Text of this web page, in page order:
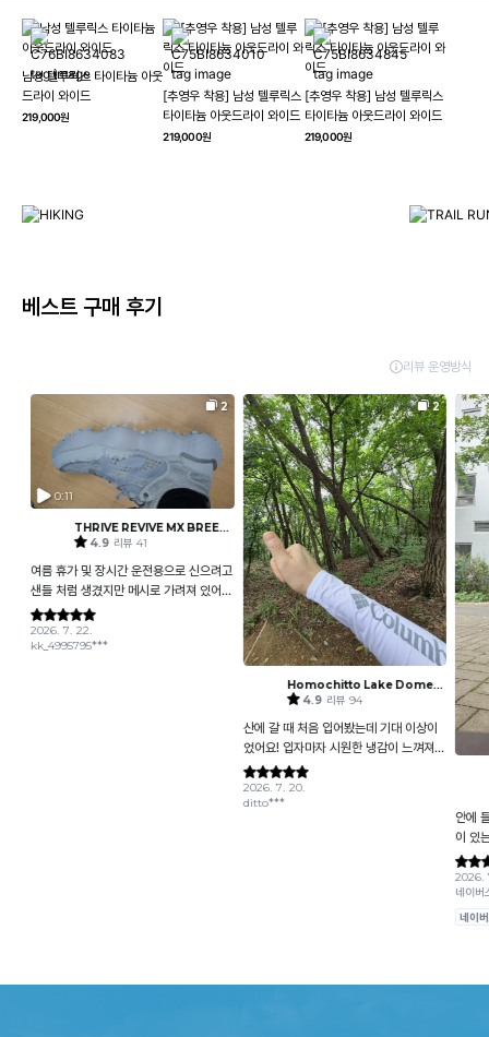
남성 텔루릭스 타이타늄 아웃
드라이 와이드
219,000원
[추영우 착용] 남성 텔루릭스
타이타늄 아웃드라이 와이드
219,000원
[추영우 착용] 남성 텔루릭스
타이타늄 아웃드라이 와이드
219,000원
HIKING
컬럼비아와 함께 일상을 벗어나
하이킹, 트레킹 등 아웃도어 활동을 즐겨보세요.
베스트 구매 후기